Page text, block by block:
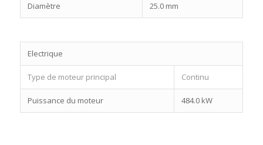
Diamètre 25.0 mm
Electrique
Type de moteur principal Continu
Puissance du moteur 484.0 kW